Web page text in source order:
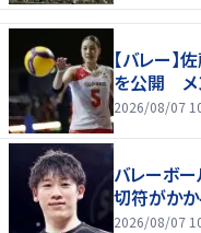
【バレー
を公開 メ
2026/08/07
バレーボ
切符がかか
2026/08/07